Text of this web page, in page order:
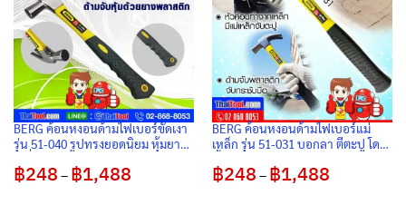
BERG ค้อนหงอนด้ามไฟเบอร์ขัดเงา
รุ่น 51-040 รูปทรงยอดนิยม หุ้มยาง
฿248 – ฿1,488Price
range:
BERG ค้อนหงอนด้ามไฟเบอร์แม่
เหล็ก รุ่น 51-031 บอกลา ตีตะปู โดน
฿248 – ฿1,488Price
range: